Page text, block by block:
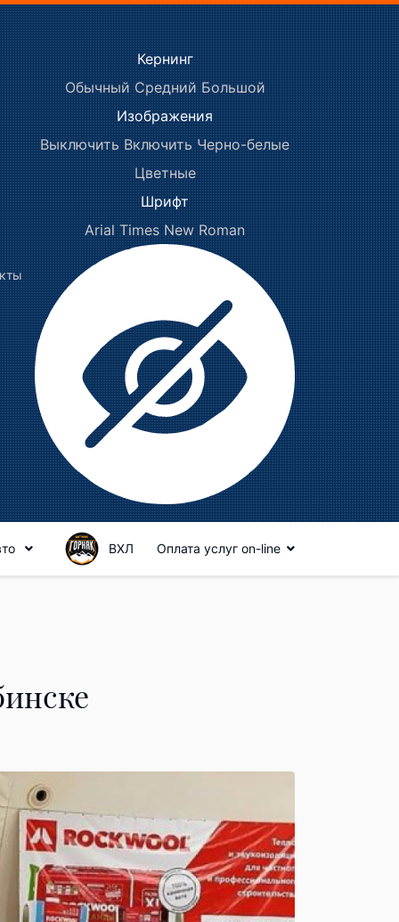
Кернинг
Обычный Средний Большой
Изображения
Выключить Включить Черно-белые
Цветные
Шрифт
Arial Times New Roman
ВХЛ Оплата услуг on-line